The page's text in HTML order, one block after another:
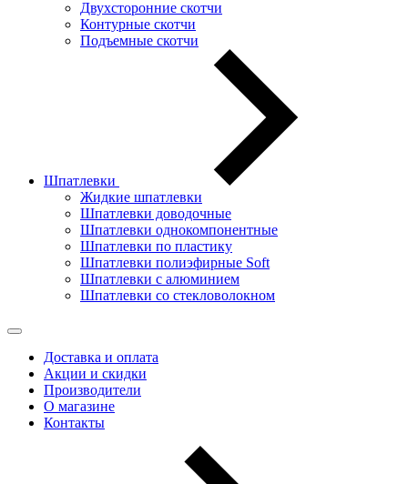
Двухсторонние скотчи
Контурные скотчи
Подъемные скотчи
Шпатлевки
Жидкие шпатлевки
Шпатлевки доводочные
Шпатлевки однокомпонентные
Шпатлевки по пластику
Шпатлевки полиэфирные Soft
Шпатлевки с алюминием
Шпатлевки со стекловолокном
Доставка и оплата
Акции и скидки
Производители
О магазине
Контакты